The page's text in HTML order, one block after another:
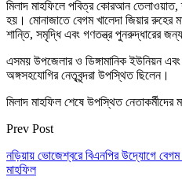
মিলাদ মাহফিলে পবিত্র কোরআন
হয়। মোনাজাতে বেগম খালেদা জিয়ার রুহের
শান্তি, সমৃদ্ধি এবং গণতন্ত্র পুনরুদ্ধারের
এসময় উপজেলার ও ডিঙ্গামানিক ইউনিয়ন এবং
অঙ্গসহযোগির নেতৃবৃন্দরা উপস্থিত ছিলেন।
মিলাদ মাহফিল শেষে উপস্থিত নেতাকর্মীদের
Prev Post
নড়িয়ায় ভোজেশ্বরে বিএনপির উদ্যোগে বেগম
মাহফিল